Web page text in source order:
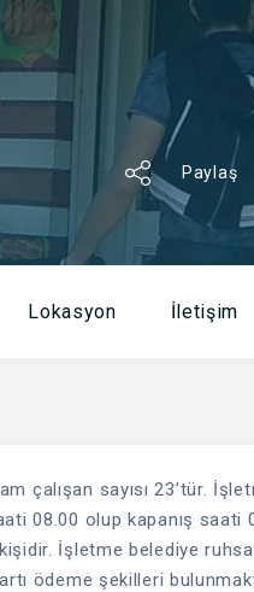
Paylaş
Lokasyon İletişim
çalışan sayısı 23’tür.
08.00 olup kapanış
İşletme belediye
ödeme şekilleri